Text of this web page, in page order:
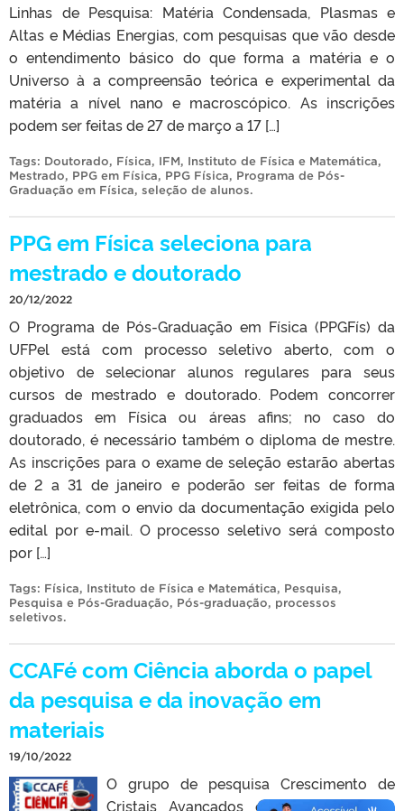
Linhas de Pesquisa: Matéria Condensada, Plasmas e
Altas e Médias Energias, com pesquisas que vão desde
o entendimento básico do que forma a matéria e o
Universo à a compreensão teórica e experimental da
matéria a nível nano e macroscópico. As inscrições
podem ser feitas de 27 de março a 17 […]
Tags: Doutorado, Física, IFM, Instituto de Física e Matemática,
Mestrado, PPG em Física, PPG Física, Programa de Pós-
Graduação em Física, seleção de alunos.
PPG em Física seleciona para
mestrado e doutorado
20/12/2022
O Programa de Pós-Graduação em Física (PPGFís) da
UFPel está com processo seletivo aberto, com o
objetivo de selecionar alunos regulares para seus
cursos de mestrado e doutorado. Podem concorrer
graduados em Física ou áreas afins; no caso do
doutorado, é necessário também o diploma de mestre.
As inscrições para o exame de seleção estarão abertas
de 2 a 31 de janeiro e poderão ser feitas de forma
eletrônica, com o envio da documentação exigida pelo
edital por e-mail. O processo seletivo será composto
por […]
Tags: Física, Instituto de Física e Matemática, Pesquisa,
Pesquisa e Pós-Graduação, Pós-graduação, processos
seletivos.
CCAFé com Ciência aborda o papel
da pesquisa e da inovação em
materiais
19/10/2022
O grupo de pesquisa Crescimento de
Cristais Avançados e Fotônica (CCAF),